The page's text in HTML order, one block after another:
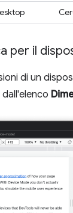
per il
di un